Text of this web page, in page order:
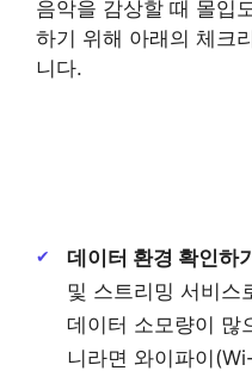
음악을 감상할 때 몰입
하기 위해 아래의 체크
니다.
데이터 환경 확인하
및 스트리밍 서비스
데이터 소모량이 많
니라면 와이파이